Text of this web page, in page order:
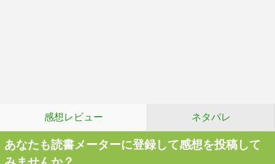
感想レビュー ネタバレ
あなたも読書メーターに登録して感想を投稿して